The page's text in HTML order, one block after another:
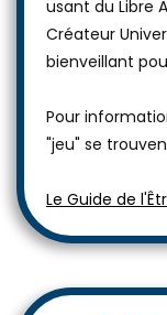
usant du Libre
Créateur
bienveillant
Pour
"jeu" se
Le Guide de